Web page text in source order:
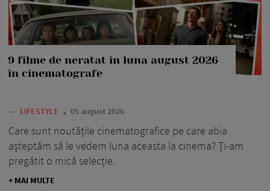
9 filme de neratat în luna august 2026
în cinematografe
— LIFESTYLE 05 august 2026
Care sunt noutățile cinematografice pe care abia
așteptăm să le vedem luna aceasta la cinema? Ți-am
pregătit o mică selecție.
+ MAI MULTE